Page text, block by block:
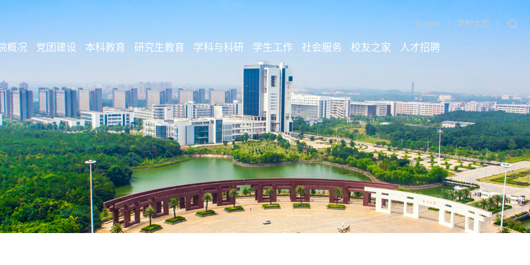
|
学校主页
|
English
概况 党团建设 本科教育 研究生教育 学科与科研 学生工作 社会服务 校友之家 人才招聘